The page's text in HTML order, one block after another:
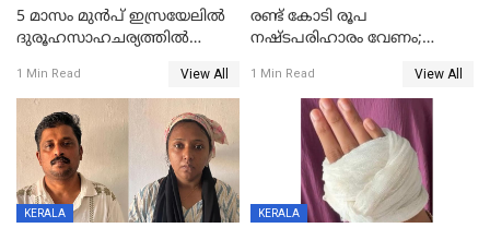
5 മാസം മുൻപ് ഇസ്രയേലിൽ
ദുരൂഹസാഹചര്യത്തിൽ
മലയാളി യുവാവിന്റെ ഭാര്യയും
മരിച്ചു
1 Min Read View All
രണ്ട് കോടി രൂപ
നഷ്ടപരിഹാരം വേണം;
നോട്ടീസയച്ച് ഉമാ തോമസ്
1 Min Read View All
KERALA KERALA